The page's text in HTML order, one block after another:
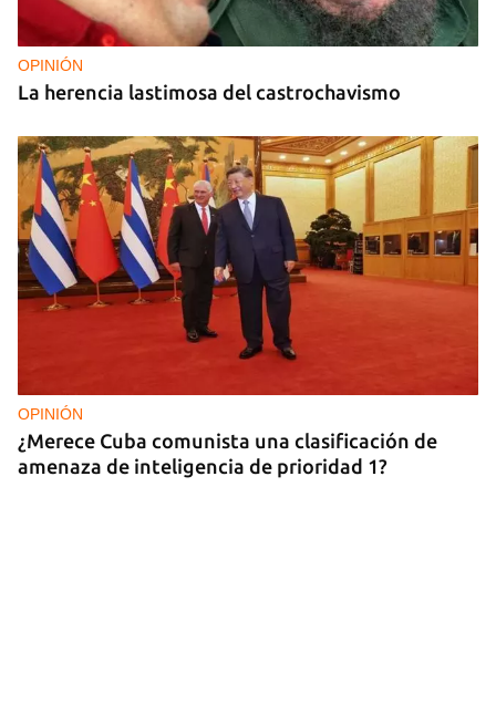
OPINIÓN
La herencia lastimosa del castrochavismo
OPINIÓN
¿Merece Cuba comunista una clasificación de
amenaza de inteligencia de prioridad 1?